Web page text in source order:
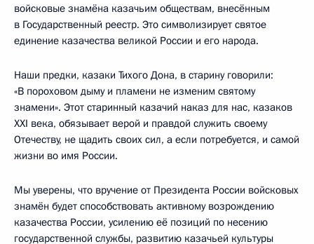
войсковые знамёна казачьим обществам, внесённым
в Государственный реестр. Это символизирует святое
единение казачества великой России и его народа.
Наши предки, казаки Тихого Дона, в старину говорили:
«В пороховом дыму и пламени не изменим святому
знамени». Этот старинный казачий наказ для нас, казаков
XXI века, обязывает верой и правдой служить своему
Отечеству, не щадить своих сил, а если потребуется, и самой
жизни во имя России.
Мы уверены, что вручение от Президента России войсковых
знамён будет способствовать активному возрождению
казачества России, усилению её позиций по несению
государственной службы, развитию казачьей культуры